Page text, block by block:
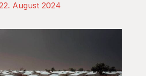
August 2024